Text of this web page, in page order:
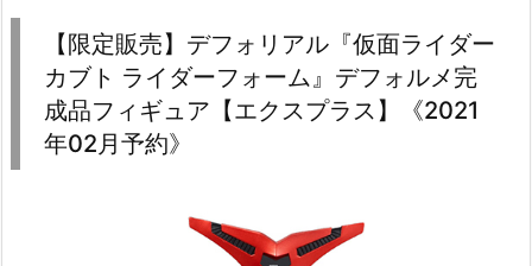
【限定販売】デフォリアル『仮面ライダー
カブト ライダーフォーム』デフォルメ完
成品フィギュア【エクスプラス】《2021
年02月予約》